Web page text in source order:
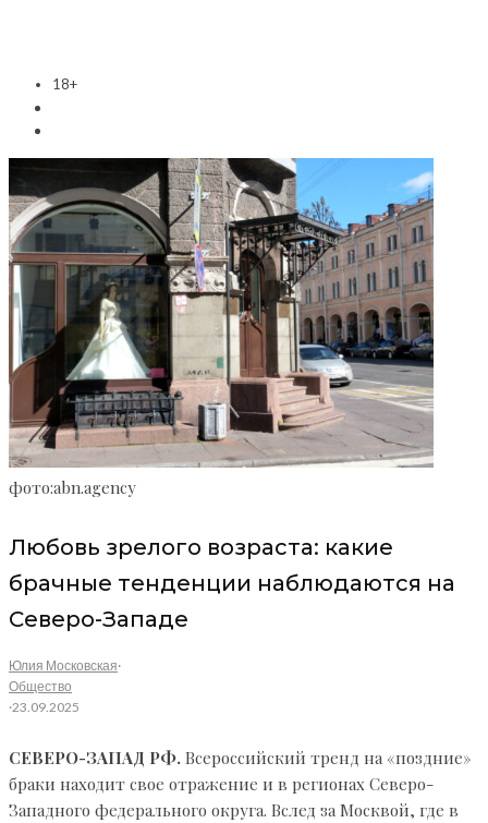
18+
фото:abn.agency
Любовь зрелого возраста: какие
брачные тенденции наблюдаются на
Северо-Западе
Юлия Московская·
Общество
·23.09.2025
СЕВЕРО-ЗАПАД РФ. Всероссийский тренд на «поздние»
браки находит свое отражение и в регионах Северо-
Западного федерального округа. Вслед за Москвой, где в